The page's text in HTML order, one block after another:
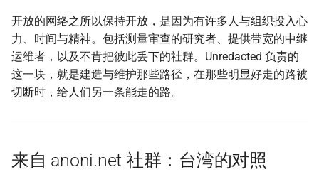
开放的网络之所以保持开放，是因为有许多人与组织投入心
力、时间与精神。包括测量审查的研究者、提供带宽的中继
运维者，以及不肯把彼此丢下的社群。Unredacted 负责的
这一块，就是建造与维护那些路径，在那些明显好走的路被
切断时，给人们另一条能走的路。
来自 anoni.net 社群：台湾的对照